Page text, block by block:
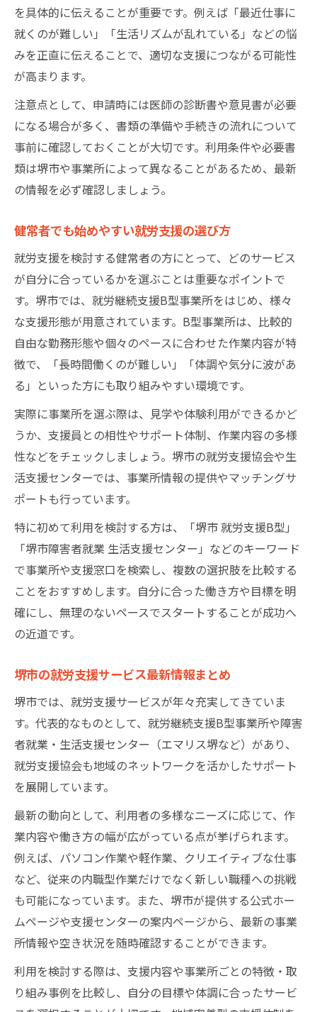
B型事業所の選び方と就労支援の違い
堺市で人気の就労支援B型事業所体験談
就労支援施設選びで重視すべきポイント
体験利用で見える堺市就労支援の実態
B型事業所の雰囲気と就労支援の相性とは
申請から活用まで就労支援の現実的ステップ
就労支援の申請後にやるべき具体的行動
堺市で就労支援を最大限活用するコツ
就労支援利用開始から定着までの流れ
事業所見学と就労支援サービスの活用法
自分に合う就労支援で始める新しい働き方
自分らしい働き方を叶える就労支援選び
就労支援で実現する理想のライフスタイル
堺市の就労支援で見つかる自分らしい職場
適正に合った就労支援事業所の選定方法
就労支援で広がる働く喜びと社会参加の道
を具体的に伝えることが重要です。例えば「最近仕事に
就くのが難しい」「生活リズムが乱れている」などの悩
みを正直に伝えることで、適切な支援につながる可能性
が高まります。
注意点として、申請時には医師の診断書や意見書が必要
になる場合が多く、書類の準備や手続きの流れについて
事前に確認しておくことが大切です。利用条件や必要書
類は堺市や事業所によって異なることがあるため、最新
の情報を必ず確認しましょう。
健常者でも始めやすい就労支援の選び方
就労支援を検討する健常者の方にとって、どのサービス
が自分に合っているかを選ぶことは重要なポイントで
す。堺市では、就労継続支援B型事業所をはじめ、様々
な支援形態が用意されています。B型事業所は、比較的
自由な勤務形態や個々のペースに合わせた作業内容が特
徴で、「長時間働くのが難しい」「体調や気分に波があ
る」といった方にも取り組みやすい環境です。
実際に事業所を選ぶ際は、見学や体験利用ができるかど
うか、支援員との相性やサポート体制、作業内容の多様
性などをチェックしましょう。堺市の就労支援協会や生
活支援センターでは、事業所情報の提供やマッチングサ
ポートも行っています。
特に初めて利用を検討する方は、「堺市 就労支援B型」
「堺市障害者就業 生活支援センター」などのキーワード
で事業所や支援窓口を検索し、複数の選択肢を比較する
ことをおすすめします。自分に合った働き方や目標を明
確にし、無理のないペースでスタートすることが成功へ
の近道です。
堺市の就労支援サービス最新情報まとめ
堺市では、就労支援サービスが年々充実してきていま
す。代表的なものとして、就労継続支援B型事業所や障害
者就業・生活支援センター（エマリス堺など）があり、
就労支援協会も地域のネットワークを活かしたサポート
を展開しています。
最新の動向として、利用者の多様なニーズに応じて、作
業内容や働き方の幅が広がっている点が挙げられます。
例えば、パソコン作業や軽作業、クリエイティブな仕事
など、従来の内職型作業だけでなく新しい職種への挑戦
も可能になっています。また、堺市が提供する公式ホー
ムページや支援センターの案内ページから、最新の事業
所情報や空き状況を随時確認することができます。
利用を検討する際は、支援内容や事業所ごとの特徴・取
り組み事例を比較し、自分の目標や体調に合ったサービ